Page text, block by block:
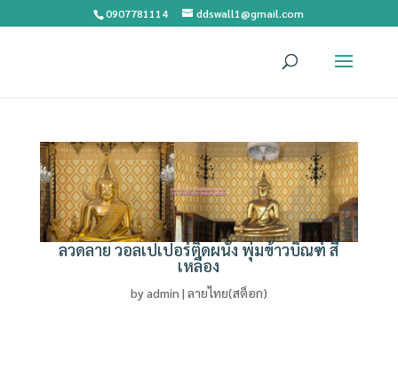
0907781114 ddswall1@gmail.com
ลวดลาย วอลเปเปอร์ติดผนัง พุ่มข้าวบิณฑ์ สี
เหลือง
byadmin | ลายไทย(สต็อก)